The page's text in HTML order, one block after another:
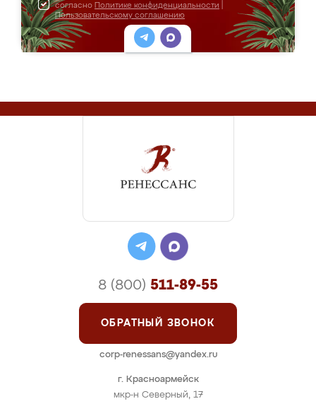
согласно Политике конфиденциальности
Пользовательскому соглашению
г. Красноармейск
мкр-н Северный, 17
8 (800) 511-89-55
ОБРАТНЫЙ ЗВОНОК
corp-renessans@yandex.ru